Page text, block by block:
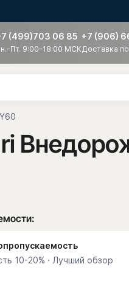
(499)703 06 85
9:00–18:00 МСК
+7 (906)
Доставка
10-20% · Лучший обзор